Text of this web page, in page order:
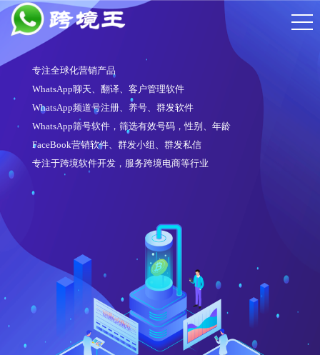
专注全球化营销产品
WhatsApp聊天、翻译、客户管理软件
WhatsApp频道号注册、养号、群发软件
WhatsApp筛号软件，筛选有效号码，性别、年龄
FaceBook营销软件、群发小组、群发私信
专注于跨境软件开发，服务跨境电商等行业